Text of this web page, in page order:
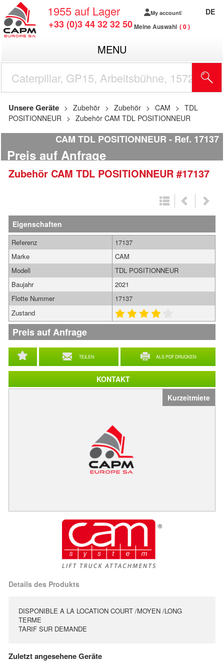
1955 auf Lager
+33 (0)3 44 32 32 50
My account
Meine Auswahl 0
DE
MENU
Unsere Geräte Zubehör Zubehör CAM
TDL
POSITIONNEUR
Zubehör CAM TDL POSITIONNEUR
CAM TDL POSITIONNEUR Ref. 17137
Preis auf Anfrage
Zubehör CAM TDL POSITIONNEUR #17137
Kurzeitmiete
Eigenschaften
TEILEN ALS PDF DRUCKEN
Referenz
17137
Marke
CAM
Modell
TDL POSITIONNEUR
Baujahr
2021
Flotte Nummer
17137
Zustand
Preis auf Anfrage
Details des Produkts
DISPONIBLE A LA LOCATION COURT /MOYEN /LONG
TERME
TARIF SUR DEMANDE
KONTAKT
Zuletzt angesehene Geräte